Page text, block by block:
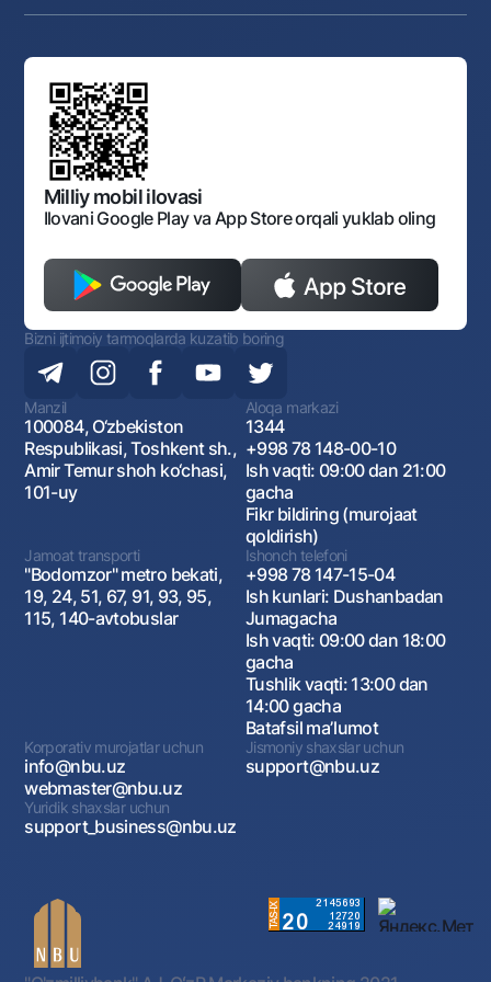
Bank tarkibi
Aksilkorrupsiya
Korporativ uslub
Sayt haritasi
Auksionlar
Ofis va bankomatlar
Shaxsiy ma'lumotlarni qayta ishlashga rozilik berish
O‘zbekiston Tasviriy san’at galereyasi
Standart shartnomalar
Normativ-huquqiy hujjatlar loyihalarini muhokama qilish
Normativ huquqiy hujjatlar
O'zbekiston Respublikasi Tashqi Iqtisodiy Faoliyat Milliy
Bankining ish tartibi va rejimi
Ochiq ma'lumotlar
Monopoliyaga qarshi komplaens
Milliy mobil ilovasi
Ilovani Google Play va App Store orqali yuklab oling
Bizni ijtimoiy tarmoqlarda kuzatib boring
Manzil
100084, O‘zbekiston
Respublikasi, Toshkent sh.,
Amir Temur shoh ko‘chasi,
101-uy
Aloqa markazi
1344
+998 78 148-00-10
Ish vaqti: 09:00 dan 21:00
gacha
Fikr bildiring (murojaat
qoldirish)
Jamoat transporti
"Bodomzor" metro bekati,
19, 24, 51, 67, 91, 93, 95,
115, 140-avtobuslar
Ishonch telefoni
+998 78 147-15-04
Ish kunlari: Dushanbadan
Jumagacha
Ish vaqti: 09:00 dan 18:00
gacha
Tushlik vaqti: 13:00 dan
14:00 gacha
Batafsil maʼlumot
Korporativ murojatlar uchun
info@nbu.uz
webmaster@nbu.uz
Jismoniy shaxslar uchun
support@nbu.uz
Yuridik shaxslar uchun
support_business@nbu.uz